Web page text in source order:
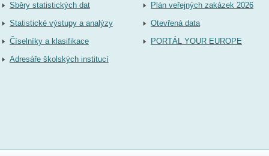
Sběry statistických dat
Statistické výstupy a analýzy
Číselníky a klasifikace
Adresáře školských institucí
Plán veřejných zakázek 2026
Otevřená data
PORTÁL YOUR EUROPE